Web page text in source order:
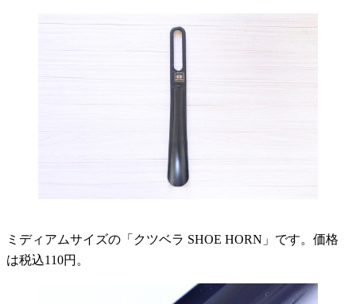
ミディアムサイズの「クツベラ SHOE HORN」です。価格
は税込110円。